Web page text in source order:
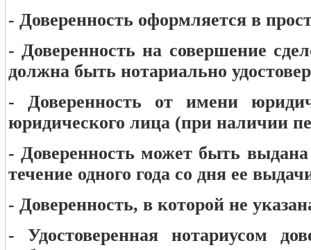
- Доверенность оформляется в
- Доверенность на совершение
должна быть нотариально
- Доверенность от имени
юридического лица (при наличии
- Доверенность может быть выдана
течение одного года со дня ее
- Доверенность, в которой не
- Удостоверенная нотариусом